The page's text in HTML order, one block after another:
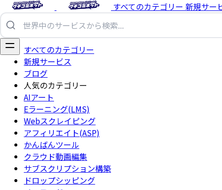
すべてのカテゴリー 新規サー
すべてのカテゴリー
新規サービス
ブログ
人気のカテゴリー
AIアート
Eラーニング(LMS)
Webスクレイピング
アフィリエイト(ASP)
かんばんツール
クラウド動画編集
サブスクリプション構築
ドロップシッピング